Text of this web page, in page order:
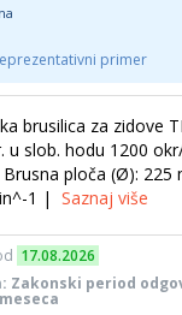
primer
brusilica za zidove
u slob. hodu 1200
ploča (Ø): 225
1 | Saznaj više
17.08.2026
Zakonski period